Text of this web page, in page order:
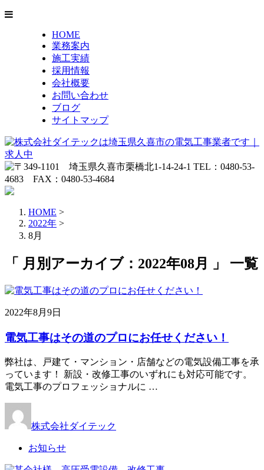
HOME
業務案内
施工実績
採用情報
会社概要
お問い合わせ
ブログ
サイトマップ
HOME >
2022年 >
8月
「 月別アーカイブ：2022年08月 」 一覧
2022年8月9日
電気工事はその道のプロにお任せください！
弊社は、戸建て・マンション・店舗などの電気設備工事を承
っています！ 新設・改修工事のいずれにも対応可能です。
電気工事のプロフェッショナルに …
株式会社ダイテック
お知らせ